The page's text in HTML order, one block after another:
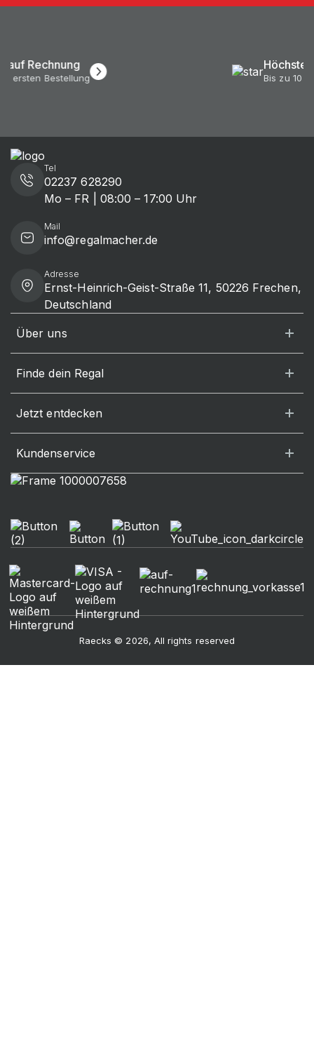
Tel
02237 628290
Mo – FR | 08:00 – 17:00 Uhr
Mail
info@regalmacher.de
Adresse
Ernst-Heinrich-Geist-Straße 11, 50226 Frechen,
Deutschland
Über uns
Finde dein Regal
Jetzt entdecken
Kundenservice
Raecks © 2026, All rights reserved